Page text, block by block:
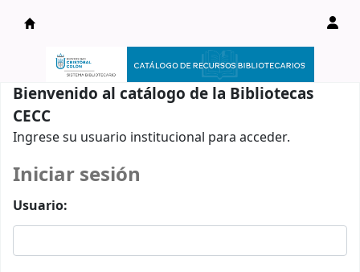
Catálogo en línea
Bienvenido al catálogo de la Bibliotecas
CECC
Ingrese su usuario institucional para acceder.
Iniciar sesión
Usuario: